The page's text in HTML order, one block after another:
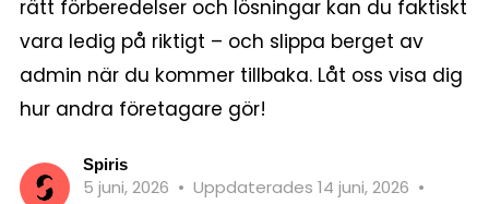
rätt förberedelser och lösningar kan du faktiskt
vara ledig på riktigt – och slippa berget av
admin när du kommer tillbaka. Låt oss visa dig
hur andra företagare gör!
Spiris
5 juni, 2026 • Uppdaterades 14 juni, 2026 •